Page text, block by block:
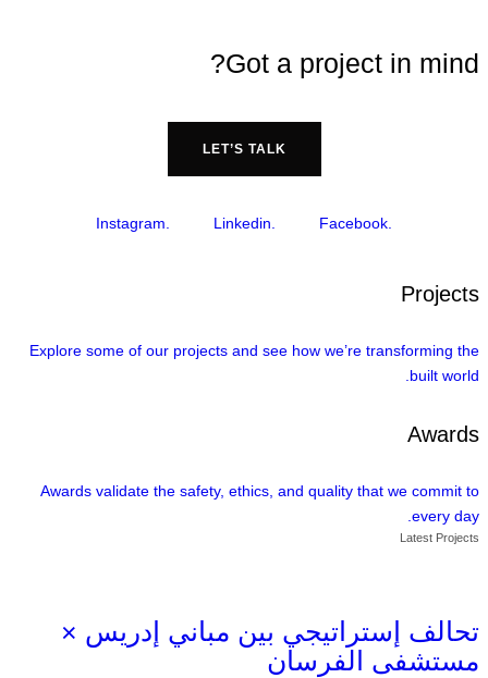
Got a project in mind?
LET’S TALK
Projects
Explore some of our projects and see how we’re transforming the
built world.
Awards
Awards validate the safety, ethics, and quality that we commit to
every day.
Latest Projects
تحالف إستراتيجي بين مباني إدريس ×
مستشفى الفرسان